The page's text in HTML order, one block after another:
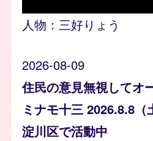
人物： 三好りょう
2026-08-09
住民の意見無視してオ
ミナモ十三 2026.8.8
淀川区で活動中